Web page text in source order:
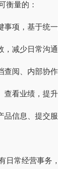
衡量的：
项，基于统一
减少日常沟通
阅、内部协作
看业绩，提升
信息、提交
日常经营事务